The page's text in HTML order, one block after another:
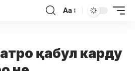
Aa
қабул карду